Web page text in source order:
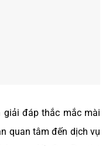
giải đáp thắc mắc mài
quan tâm đến dịch vụ